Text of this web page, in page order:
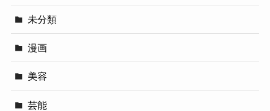
未分類
漫画
美容
芸能